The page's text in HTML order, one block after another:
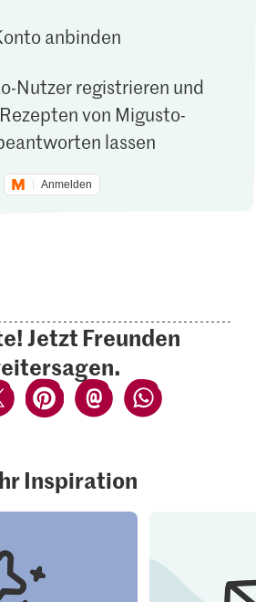
anbinden
Nutzer registrieren und
von Migusto-
lassen
Anmelden
Jetzt Freunden
Inspiration